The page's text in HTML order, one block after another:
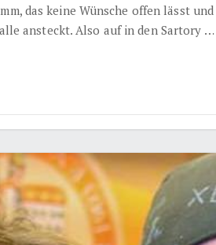
das keine Wünsche offen lässt
ansteckt. Also auf in den Sartory …